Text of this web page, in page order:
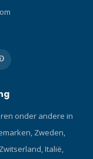
met koord en
een Pee-valve.
met ritssluiting
ID. Lycra
op zijn plaats.
en lees onze Blog
onder andere in
Zweden,
Italië,